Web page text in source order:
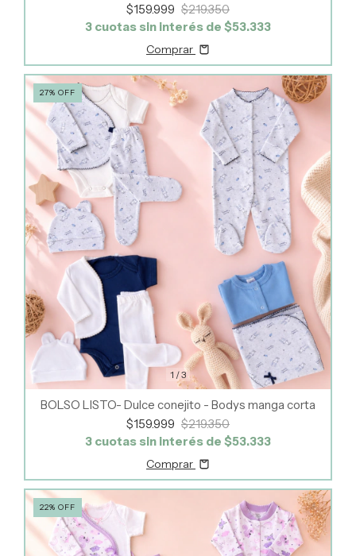
$159.999 $219.350
3 cuotas sin interés de $53.333
Comprar
1 /3
27% OFF
BOLSO LISTO- Dulce conejito - Bodys manga corta
$159.999 $219.350
3 cuotas sin interés de $53.333
Comprar
22% OFF